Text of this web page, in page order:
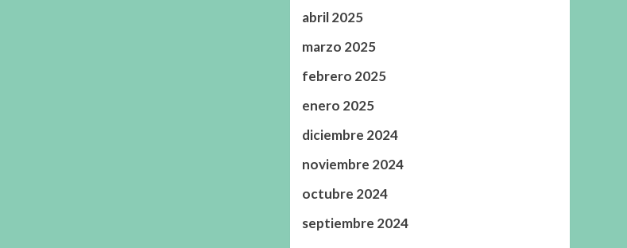
abril 2025
marzo 2025
febrero 2025
enero 2025
diciembre 2024
noviembre 2024
octubre 2024
septiembre 2024